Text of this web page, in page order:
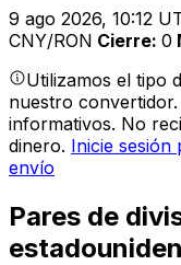
9 ago 2026, 10:12
CNY/RON Cierre: 0
Utilizamos el tipo
nuestro
informativos. No
dinero. Inicie sesión
envío
Pares de